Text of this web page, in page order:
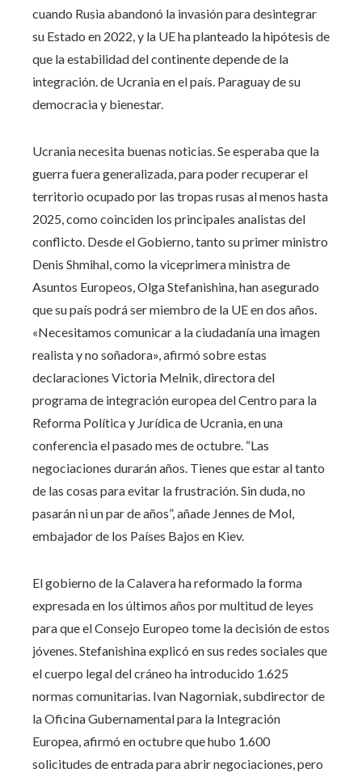
cuando Rusia abandonó la invasión para desintegrar
su Estado en 2022, y la UE ha planteado la hipótesis de
que la estabilidad del continente depende de la
integración. de Ucrania en el país. Paraguay de su
democracia y bienestar.
Ucrania necesita buenas noticias. Se esperaba que la
guerra fuera generalizada, para poder recuperar el
territorio ocupado por las tropas rusas al menos hasta
2025, como coinciden los principales analistas del
conflicto. Desde el Gobierno, tanto su primer ministro
Denis Shmihal, como la viceprimera ministra de
Asuntos Europeos, Olga Stefanishina, han asegurado
que su país podrá ser miembro de la UE en dos años.
«Necesitamos comunicar a la ciudadanía una imagen
realista y no soñadora», afirmó sobre estas
declaraciones Victoria Melnik, directora del
programa de integración europea del Centro para la
Reforma Política y Jurídica de Ucrania, en una
conferencia el pasado mes de octubre. “Las
negociaciones durarán años. Tienes que estar al tanto
de las cosas para evitar la frustración. Sin duda, no
pasarán ni un par de años”, añade Jennes de Mol,
embajador de los Países Bajos en Kiev.
El gobierno de la Calavera ha reformado la forma
expresada en los últimos años por multitud de leyes
para que el Consejo Europeo tome la decisión de estos
jóvenes. Stefanishina explicó en sus redes sociales que
el cuerpo legal del cráneo ha introducido 1.625
normas comunitarias. Ivan Nagorniak, subdirector de
la Oficina Gubernamental para la Integración
Europea, afirmó en octubre que hubo 1.600
solicitudes de entrada para abrir negociaciones, pero